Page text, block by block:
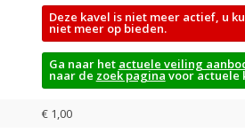
Deze kavel is niet meer actief, u
niet meer op bieden.
Ga naar het actuele veiling
naar de zoek paginavoor actuele
€ 1,00